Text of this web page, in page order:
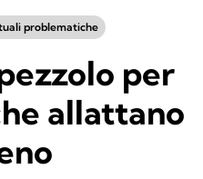
problematiche
per
allattano